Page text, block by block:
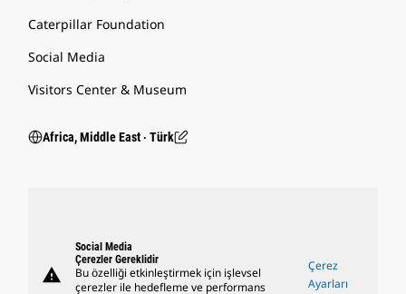
Caterpillar Foundation
Social Media
Visitors Center & Museum
Africa, Middle East ‧ Türk
warning
Social Media
Çerezler Gereklidir
Bu özelliği etkinleştirmek için işlevsel
çerezler ile hedefleme ve performans
Çerez
Ayarları